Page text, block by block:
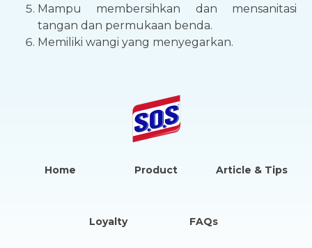
Mampu membersihkan dan mensanitasi
tangan dan permukaan benda.
Memiliki wangi yang menyegarkan.
Home Product Article & Tips
Loyalty FAQs